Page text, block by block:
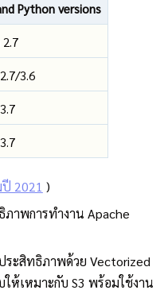
Python versions
3.6
2021 )
าพการทำงาน Apache
ะสิทธิภาพด้วย Vectorized
ห้เหมาะกับ S3 พร้อมใช้งาน